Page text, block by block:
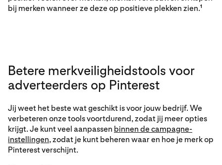
bij merken wanneer ze deze op positieve plekken zien.1
Betere merkveiligheidstools voor
adverteerders op Pinterest
Jij weet het beste wat geschikt is voor jouw bedrijf. We
verbeteren onze tools voortdurend, zodat jij meer opties
krijgt. Je kunt veel aanpassen binnen de campagne-
instellingen, zodat je kunt beheren waar en hoe je merk op
Pinterest verschijnt.